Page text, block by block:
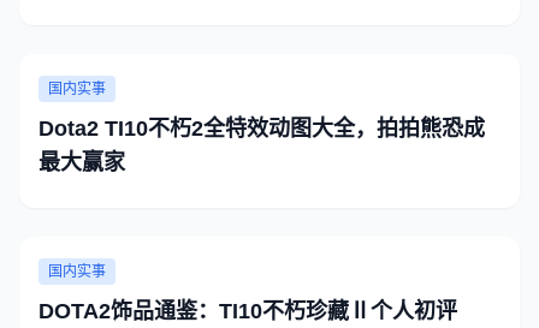
国内实事
Dota2 TI10不朽2全特效动图大全，拍拍熊恐成
最大赢家
国内实事
DOTA2饰品通鉴：TI10不朽珍藏Ⅱ个人初评